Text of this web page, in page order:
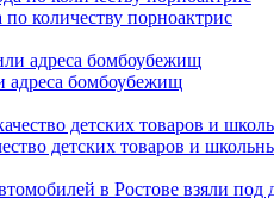
по количеству порноактрис
адреса бомбоубежищ
детских товаров и